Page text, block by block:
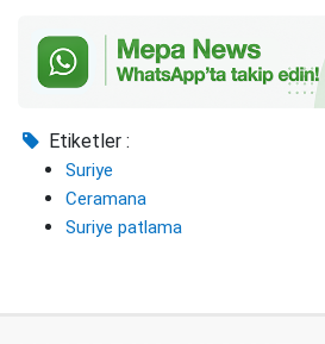
Etiketler :
Suriye
Ceramana
Suriye patlama